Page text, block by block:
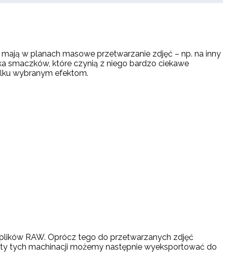
w planach masowe przetwarzanie zdjęć – np. na inny
smaczków, które czynią z niego bardzo ciekawe
wybranym efektom.
RAW. Oprócz tego do przetwarzanych zdjęć
tych machinacji możemy następnie wyeksportować do